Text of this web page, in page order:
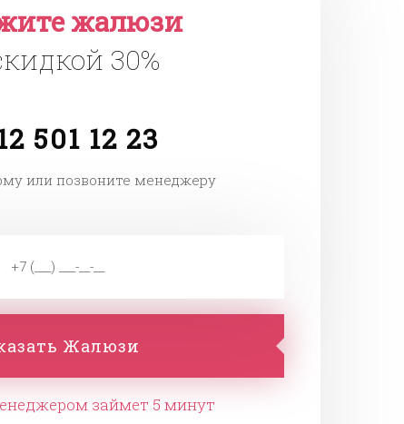
жалюзи
30%
501 12 23
или позвоните менеджеру
Жалюзи
займет 5 минут